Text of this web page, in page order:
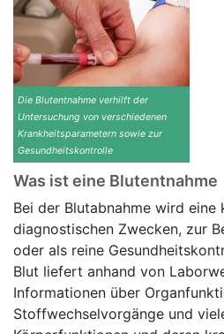
Die Blutentnahme verhilft der
Untersuchung von verschiedenen
Krankheitsparametern sowie zur
Gesundheitskontrolle
Was ist eine Blutentnahme
Bei der Blutabnahme wird eine
diagnostischen Zwecken, zur
oder als reine
Blut liefert anhand von
Informationen über
Stoffwechselvorgänge und